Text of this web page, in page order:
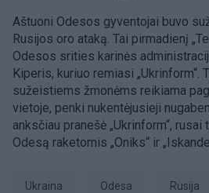
Aštuoni Odesos gyventojai buvo
Rusijos oro ataką. Tai pirmadienį
Odesos srities karinės
Kiperis, kuriuo remiasi „Ukrinform“.
sužeistiems žmonėms reikiama
vietoje, penki nukentėjusieji
anksčiau pranešė „Ukrinform“,
Odesą raketomis „Oniks“ ir
Ukraina Odesa Rusija